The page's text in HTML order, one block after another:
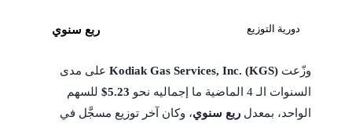
دورية التوزيع ربع سنوي
وزّعت Kodiak Gas Services, Inc. (KGS)على مدى
السنوات الـ 4 الماضية ما إجماليه نحو
$5.23للسهم
الواحد، بمعدل ربع سنوي، وكان آخر توزيع مسجَّل في